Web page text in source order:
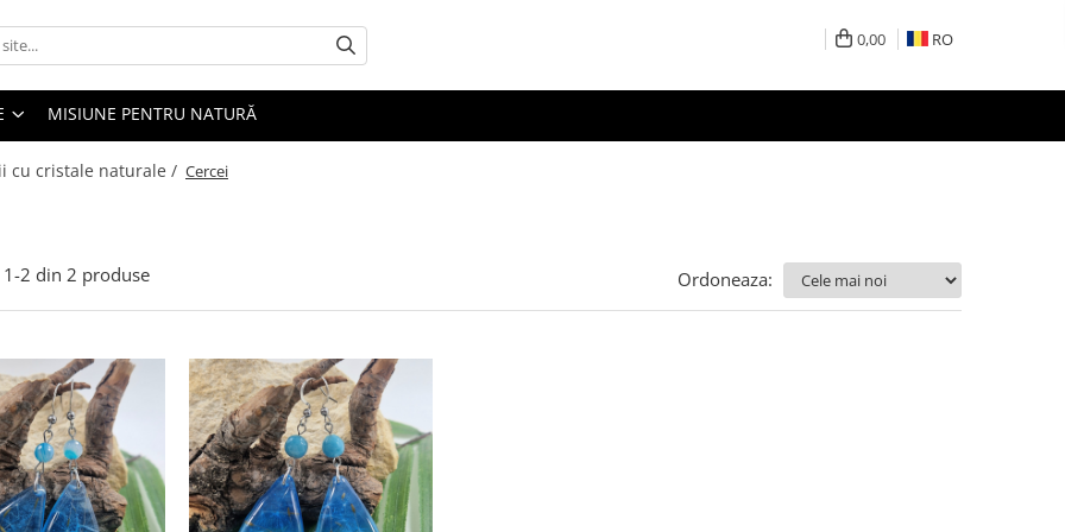
0,00 RO
MISIUNE PENTRU NATURĂ
cu cristale naturale / Cercei
1-2 din 2 produse Ordoneaza: